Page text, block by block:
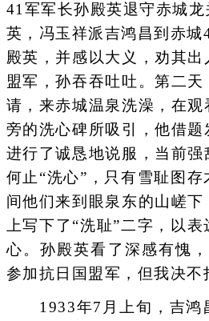
41军军长孙殿英退守赤城
英，冯玉祥派吉鸿昌到赤城
殿英，并感以大义，劝其出
盟军，孙吞吞吐吐。第二
请，来赤城温泉洗澡，在观
旁的洗心碑所吸引，他借题
进行了诚恳地说服，当前强
何止“洗心”，只有雪耻图
间他们来到眼泉东的山嵯
上写下了“洗耻”二字，以
心。孙殿英看了深感有愧
参加抗日国盟军，但我决不
1933年7月上旬，吉鸿